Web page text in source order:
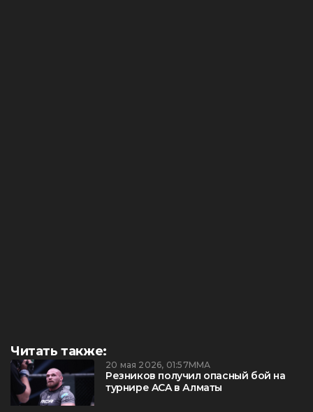
Читать также:
20 мая 2026, 01:57ММА
Резников получил опасный бой на
турнире ACA в Алматы